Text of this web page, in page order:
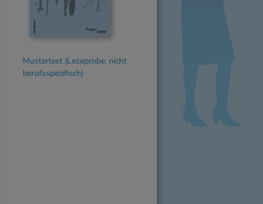
Mustertest (Leseprobe, nicht
berufsspezifisch)